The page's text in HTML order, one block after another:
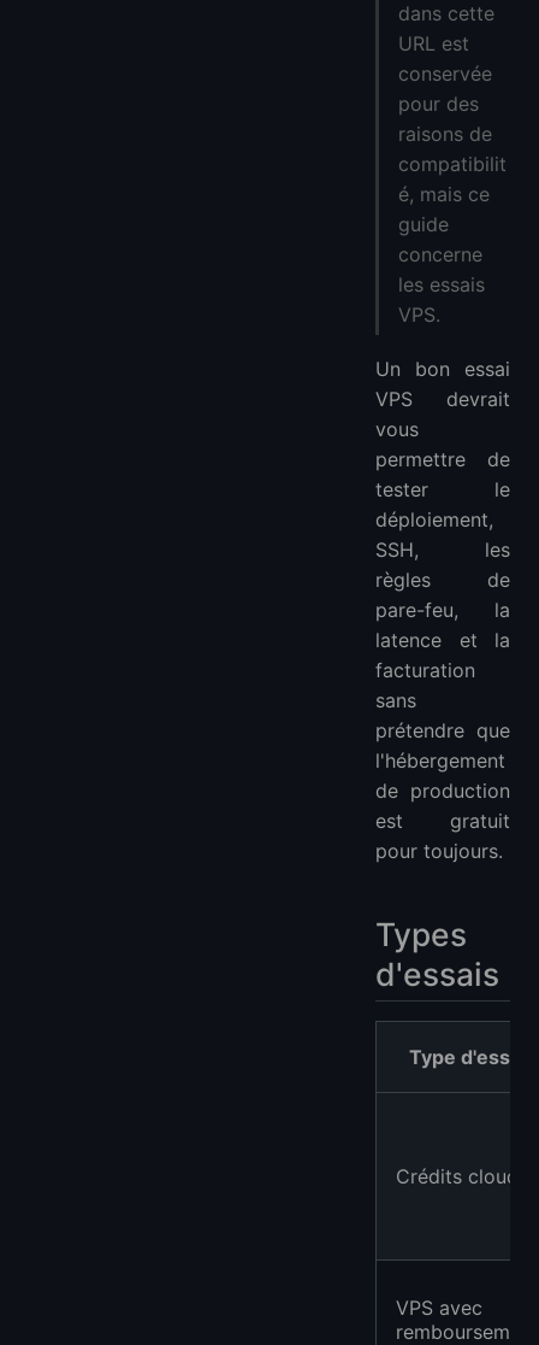
Plus de VPS
dans cette
URL est
conservée
pour des
raisons de
compatibilit
é, mais ce
guide
concerne
les essais
VPS.
Un bon essai
VPS devrait
vous
permettre de
tester le
déploiement,
SSH, les
règles de
pare-feu, la
latence et la
facturation
sans
prétendre que
l'hébergement
de production
est gratuit
pour toujours.
Types
d'essais
Type d'essai
Crédits cloud
VPS avec
remboursement